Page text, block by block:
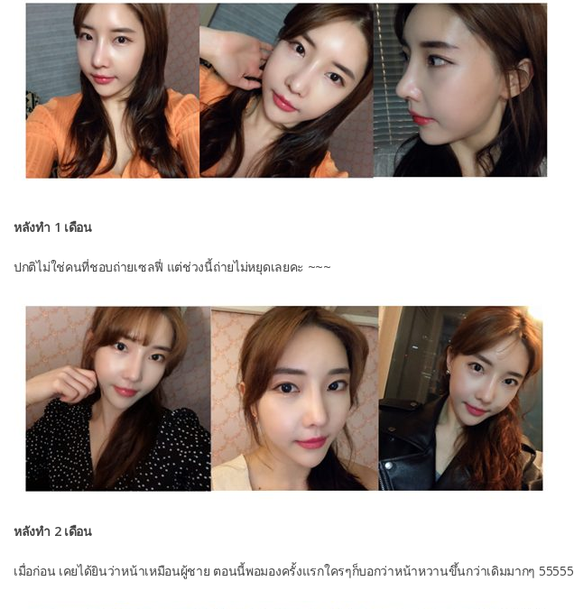
หลังทำ 1 เดือน
ปกติไม่ใช่คนที่ชอบถ่ายเซลฟี่ แต่ช่วงนี้ถ่ายไม่หยุดเลยคะ ~~~
หลังทำ 2 เดือน
เมื่อก่อน เคยได้ยินว่าหน้าเหมือนผู้ชาย ตอนนี้พอมองครั้งแรกใครๆก็บอกว่าหน้าหวานขึ้นกว่าเดิมมากๆ 55555